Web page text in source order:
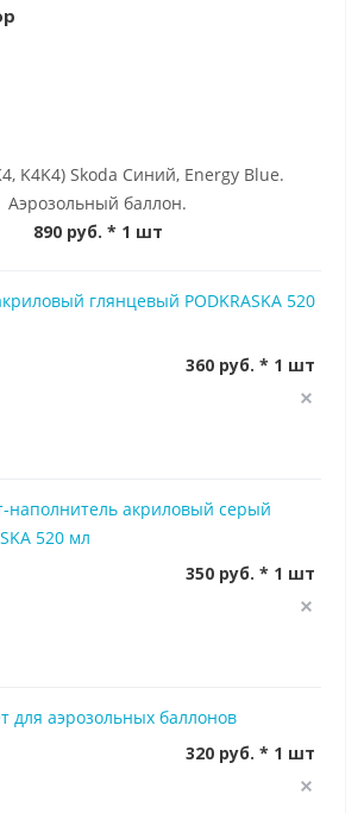
K4K4) Skoda Синий, Energy Blue.
Аэрозольный баллон.
890 руб. * 1 шт
глянцевый PODKRASKA 520
360 руб. * 1 шт
наполнитель акриловый серый
520 мл
350 руб. * 1 шт
для аэрозольных баллонов
320 руб. * 1 шт